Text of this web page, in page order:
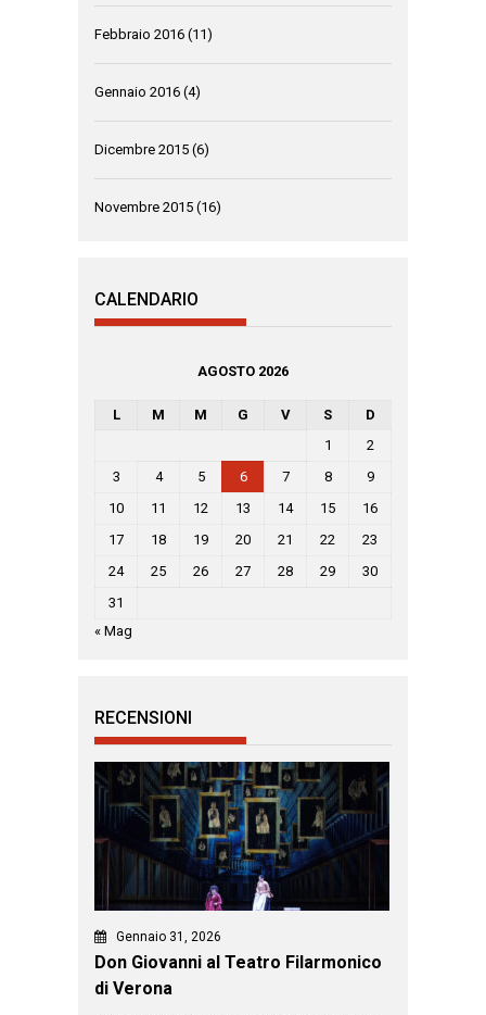
Febbraio 2016 (11)
Gennaio 2016 (4)
Dicembre 2015 (6)
Novembre 2015 (16)
CALENDARIO
AGOSTO 2026
L M M G V S
D
1
2
3
4 5 6 7 8
9
10
11 12 13 14 15
16
17
18 19 20 21 22
23
24
25 26 27 28 29
30
31
« Mag
RECENSIONI
Gennaio 31, 2026
Don Giovanni al Teatro Filarmonico
di Verona